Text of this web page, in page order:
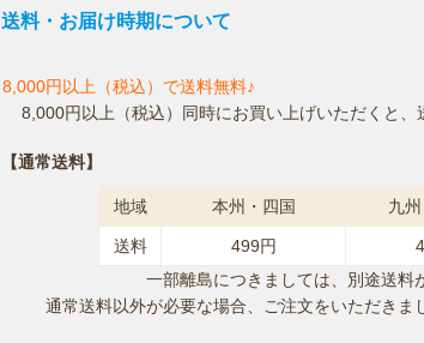
送料・お届け時期について
8,000円以上（税込）で送料無料♪
8,000円以上（税込）同時にお買い上げいただくと、
【通常送料】
地域 本州・四国 九
送料 499円
一部離島につきましては、別途送料
通常送料以外が必要な場合、ご注文をいただきま